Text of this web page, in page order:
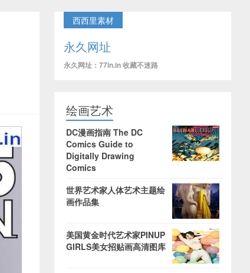
西西里素材
永久网址
永久网址：77in.in 收藏不迷路
绘画艺术
DC漫画指南 The DC
Comics Guide to
Digitally Drawing
Comics
世界艺术家人体艺术主题绘
画作品集
美国黄金时代艺术家PINUP
GIRLS美女招贴画高清图库